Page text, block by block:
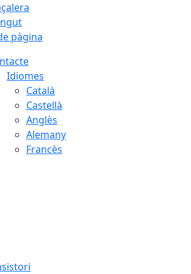
pàgina
Idiomes
Català
Castellà
Anglès
Alemany
Francès